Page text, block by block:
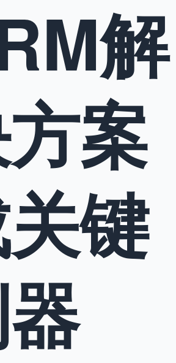
解
案
键